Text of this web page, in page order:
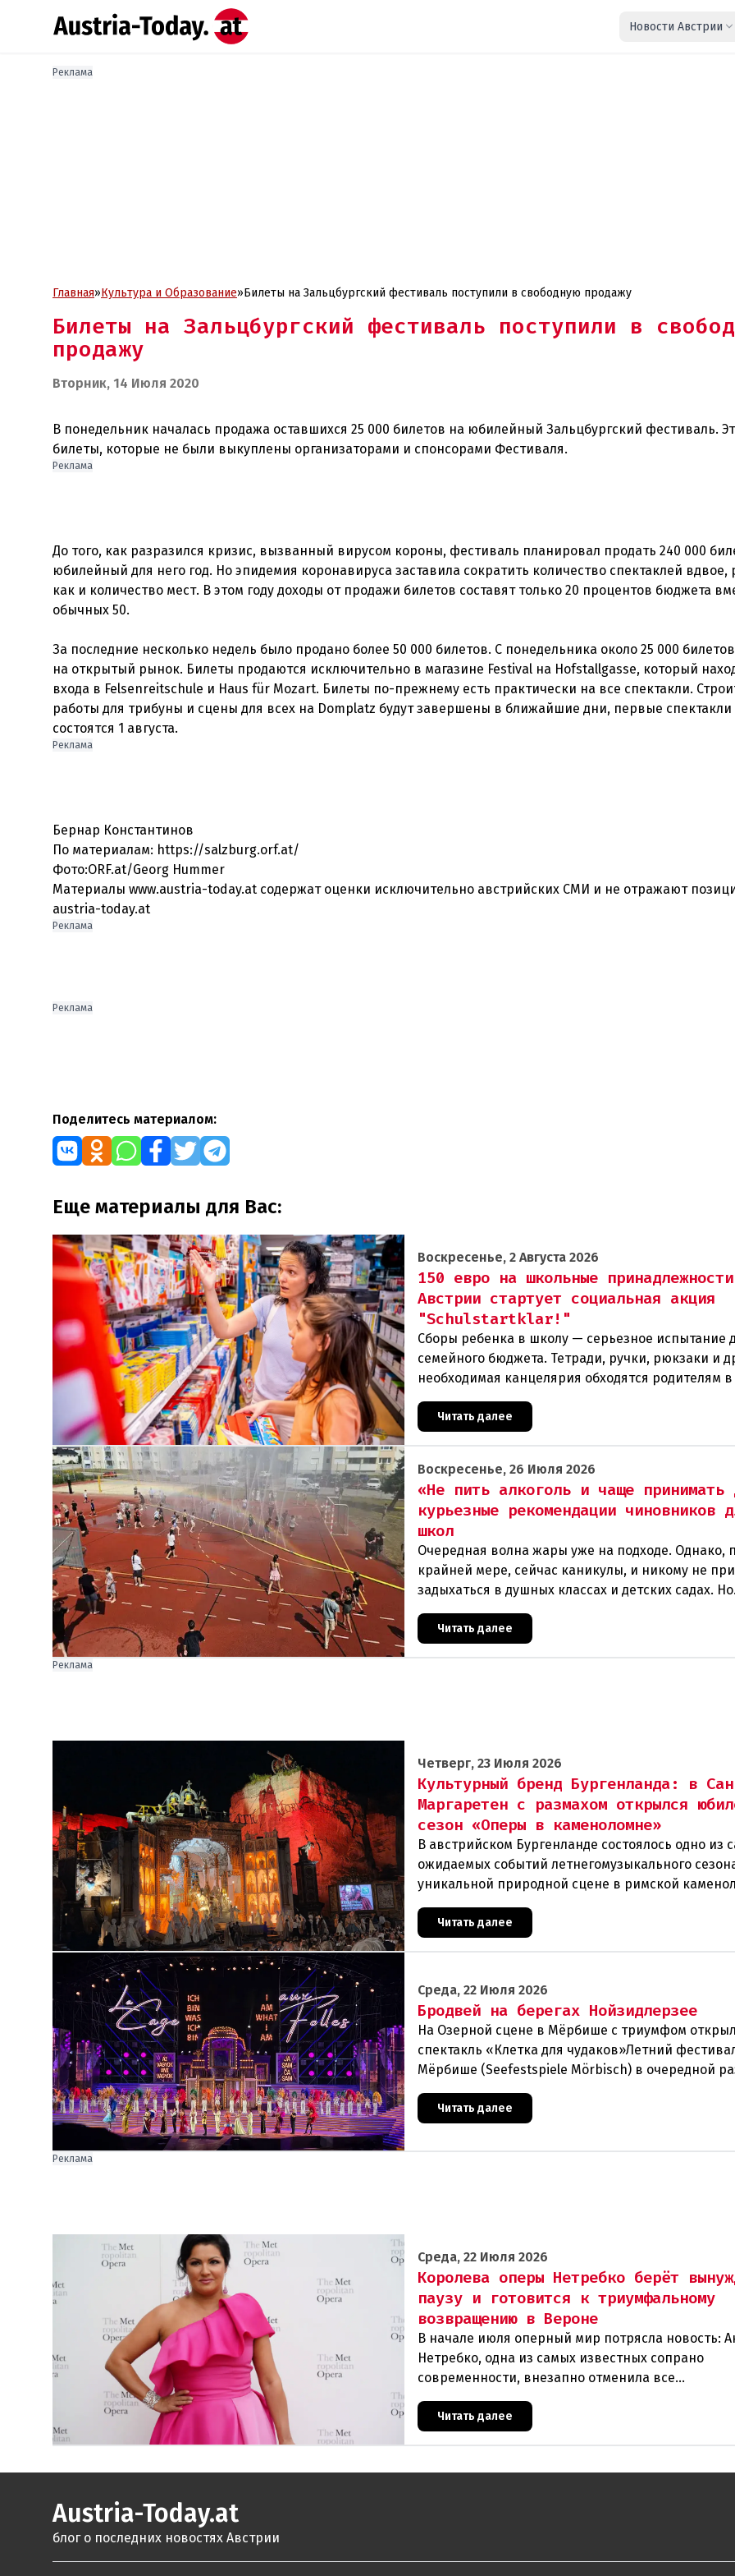
Новости Австрии
Реклама
Главная»Культура и Образование»Билеты на Зальцбургский фестиваль поступили в свободную продажу
Билеты на Зальцбургский фестиваль поступили в
продажу
Вторник, 14 Июля 2020
В понедельник началась продажа оставшихся 25 000 билетов на юбилейный Зальцбургский фестиваль.
Реклама
До того, как разразился кризис, вызванный вирусом короны, фестиваль планировал продать 240 000
юбилейный для него год. Но эпидемия коронавируса заставила сократить количество спектаклей вдвое,
как и количество мест. В этом году доходы от продажи билетов составят только 20 процентов бюджета
обычных 50.
За последние несколько недель было продано более 50 000 билетов. С понедельника около 25 000
на открытый рынок. Билеты продаются исключительно в магазине Festival на Hofstallgasse, который
входа в Felsenreitschule и Haus für Mozart. Билеты по-прежнему есть практически на все спектакли.
работы для трибуны и сцены для всех на Domplatz будут завершены в ближайшие дни, первые спектакли
Реклама
Бернар Константинов
По материалам: https://salzburg.orf.at/
Фото:ORF.at/Georg Hummer
Материалы www.austria-today.at содержат оценки исключительно австрийских СМИ и не отражают
austria-today.at
Реклама
Реклама
Поделитесь материалом:
Еще материалы для Вас:
Воскресенье, 2 Августа 2026
150 евро на школьные
Австрии стартует социальная акция
"Schulstartklar!"
Сборы ребенка в школу — серьезное испытание
семейного бюджета. Тетради, ручки, рюкзаки и
необходимая канцелярия обходятся родителям
сумму. Чтобы поддержать семьи с низкими
Читать далее
Воскресенье, 26 Июля 2026
«Не пить алкоголь и чаще принимать
курьезные рекомендации чиновников
школ
Очередная волна жары уже на подходе. Однако,
крайней мере, сейчас каникулы, и никому не
задыхаться в душных классах и детских садах. Но
ситуация, подобная той, что была в конце июня,
Читать далее
Реклама
Четверг, 23 Июля 2026
Культурный бренд Бургенланда: в
Маргаретен с размахом открылся
сезон «Оперы в каменоломне»
В австрийском Бургенланде состоялось одно из
ожидаемых событий летнегомузыкального
уникальной природной сцене в римской
Санкт-Маргаретен (St. Margarethen) прошла
Читать далее
Среда, 22 Июля 2026
Бродвей на берегах Нойзидлерзее
На Озерной сцене в Мёрбише с триумфом
спектакль «Клетка для чудаков»Летний
Мёрбише (Seefestspiele Mörbisch) в очередной
прогрессивной
Читать далее
Реклама
Среда, 22 Июля 2026
Королева оперы Нетребко берёт
паузу и готовится к триумфальному
возвращению в Вероне
В начале июля оперный мир потрясла новость:
Нетребко, одна из самых известных сопрано
современности, внезапно отменила все
запланированные выступления. Причиной стала
физическая и вокальная истощ
Читать далее
Austria-Today.at
блог о последних новостях Австрии